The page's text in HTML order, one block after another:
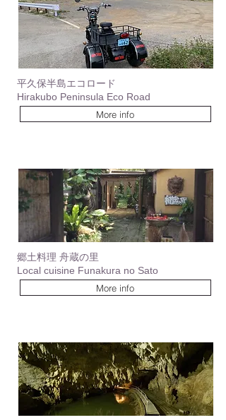
平久保半島エコロード
Hirakubo Peninsula Eco Road
More info
郷土料理 舟蔵の里
Local cuisine Funakura no Sato
More info